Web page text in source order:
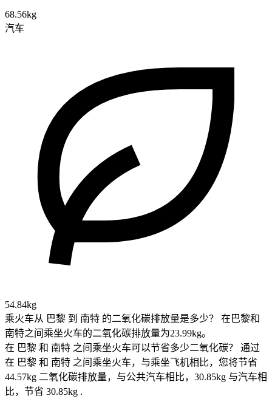
68.56kg
汽车
54.84kg
乘火车从 巴黎 到 南特 的二氧化碳排放量是多少？
在巴黎和
南特之间乘坐火车的二氧化碳排放量为23.99kg。
在 巴黎 和 南特 之间乘坐火车可以节省多少二氧化碳？
通过
在 巴黎 和 南特 之间乘坐火车，与乘坐飞机相比，您将节省
44.57kg 二氧化碳排放量，与公共汽车相比，30.85kg 与汽车相
比，节省 30.85kg .